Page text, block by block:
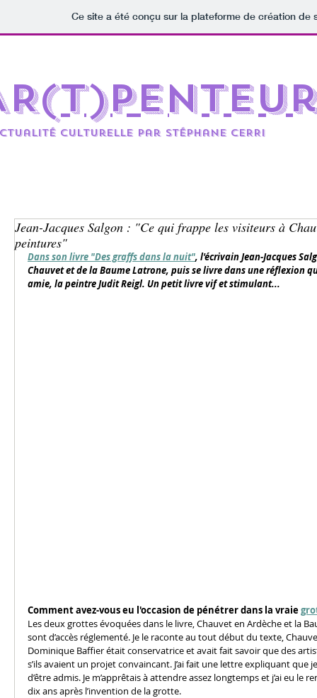
Ce site a été conçu sur la plateforme de création de
culturelle par Stéphane CERRi
Jean-Jacques Salgon : "Ce qui frappe les visiteurs à
peintures"
Dans son livre "Des graffs dans la nuit", l'écrivain Jean-Jacques
Chauvet et de la Baume Latrone, puis se livre dans une réflexion
amie, la peintre Judit Reigl. Un petit livre vif et stimulant...
Comment avez-vous eu l'occasion de pénétrer dans la vraie
Les deux grottes évoquées dans le livre, Chauvet en Ardèche et la
sont d’accès réglementé. Je le raconte au tout début du texte,
Dominique Baffier était conservatrice et avait fait savoir que des
s’ils avaient un projet convaincant. J’ai fait une lettre expliquant que
d’être admis. Je m’apprêtais à attendre assez longtemps et j’ai eu le
dix ans après l’invention de la grotte.